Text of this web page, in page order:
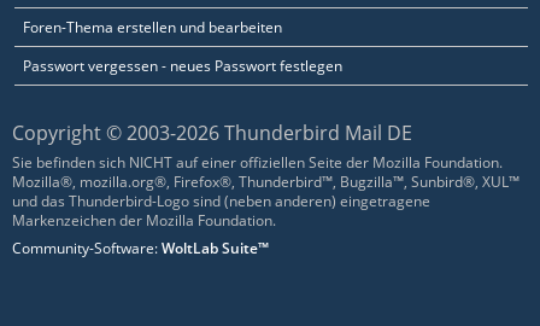
Foren-Thema erstellen und bearbeiten
Passwort vergessen - neues Passwort festlegen
Copyright © 2003-2026 Thunderbird Mail DE
Sie befinden sich NICHT auf einer offiziellen Seite der Mozilla Foundation.
Mozilla®, mozilla.org®, Firefox®, Thunderbird™, Bugzilla™, Sunbird®, XUL™
und das Thunderbird-Logo sind (neben anderen) eingetragene
Markenzeichen der Mozilla Foundation.
Community-Software:WoltLab Suite™